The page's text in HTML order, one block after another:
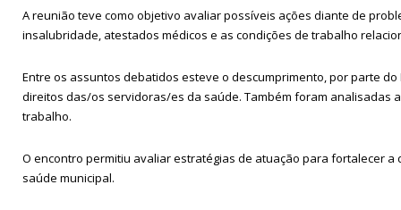
A reunião teve como objetivo avaliar possíveis ações diante de
insalubridade, atestados médicos e as condições de trabalho
Entre os assuntos debatidos esteve o descumprimento, por parte
direitos das/os servidoras/es da saúde. Também foram
trabalho.
O encontro permitiu avaliar estratégias de atuação para fortalecer
saúde municipal.